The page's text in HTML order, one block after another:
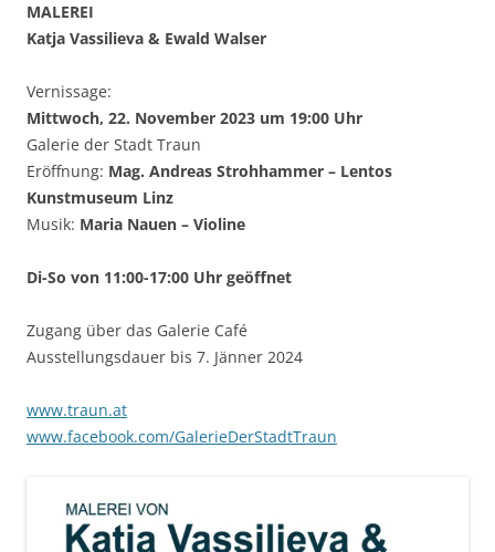
MALEREI
Katja Vassilieva & Ewald Walser
Vernissage:
Mittwoch, 22. November 2023 um 19:00 Uhr
Galerie der Stadt Traun
Eröffnung: Mag. Andreas Strohhammer – Lentos
Kunstmuseum Linz
Musik: Maria Nauen – Violine
Di-So von 11:00-17:00 Uhr geöffnet
Zugang über das Galerie Café
Ausstellungsdauer bis 7. Jänner 2024
www.traun.at
www.facebook.com/GalerieDerStadtTraun